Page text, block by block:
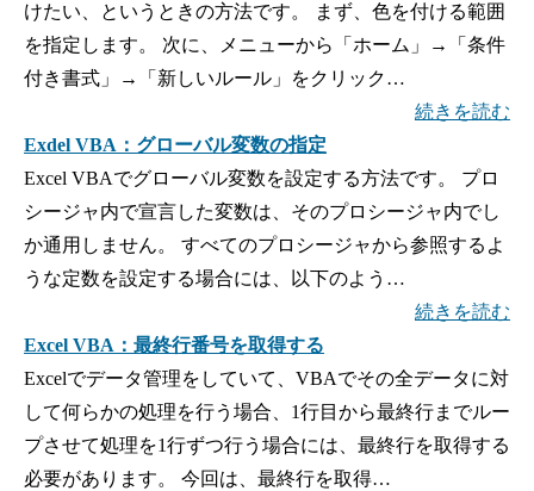
けたい、というときの方法です。 まず、色を付ける範囲
を指定します。 次に、メニューから「ホーム」→「条件
付き書式」→「新しいルール」をクリック…
続きを読む
Exdel VBA：グローバル変数の指定
Excel VBAでグローバル変数を設定する方法です。 プロ
シージャ内で宣言した変数は、そのプロシージャ内でし
か通用しません。 すべてのプロシージャから参照するよ
うな定数を設定する場合には、以下のよう…
続きを読む
Excel VBA：最終行番号を取得する
Excelでデータ管理をしていて、VBAでその全データに対
して何らかの処理を行う場合、1行目から最終行までルー
プさせて処理を1行ずつ行う場合には、最終行を取得する
必要があります。 今回は、最終行を取得…